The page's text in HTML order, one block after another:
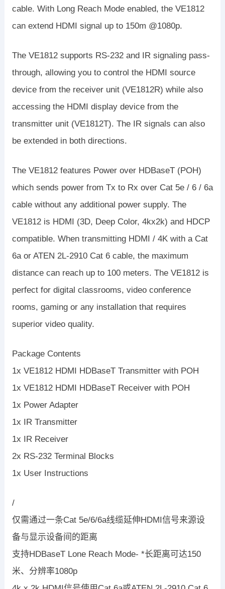
cable. With Long Reach Mode enabled, the VE1812
can extend HDMI signal up to 150m @1080p.
The VE1812 supports RS-232 and IR signaling pass-
through, allowing you to control the HDMI source
device from the receiver unit (VE1812R) while also
accessing the HDMI display device from the
transmitter unit (VE1812T). The IR signals can also
be extended in both directions.
The VE1812 features Power over HDBaseT (POH)
which sends power from Tx to Rx over Cat 5e / 6 / 6a
cable without any additional power supply. The
VE1812 is HDMI (3D, Deep Color, 4kx2k) and HDCP
compatible. When transmitting HDMI / 4K with a Cat
6a or ATEN 2L-2910 Cat 6 cable, the maximum
distance can reach up to 100 meters. The VE1812 is
perfect for digital classrooms, video conference
rooms, gaming or any installation that requires
superior video quality.
Package Contents
1x VE1812 HDMI HDBaseT Transmitter with POH
1x VE1812 HDMI HDBaseT Receiver with POH
1x Power Adapter
1x IR Transmitter
1x IR Receiver
2x RS-232 Terminal Blocks
1x User Instructions
/
仅需通过一条Cat 5e/6/6a线缆延伸HDMI信号来源设
备与显示设备间的距离
支持HDBaseT Lone Reach Mode- *长距离可达150
米、分辨率1080p